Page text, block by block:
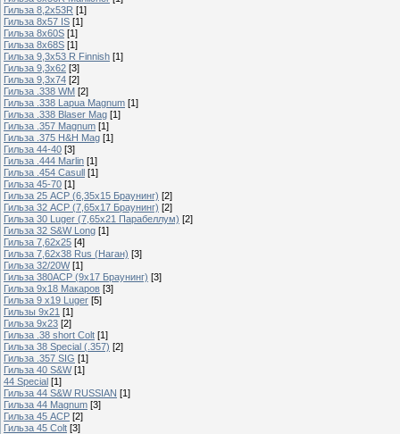
Гильза 8,2х53R [1]
Гильза 8х57 IS [1]
Гильза 8x60S [1]
Гильза 8х68S [1]
Гильза 9,3х53 R Finnish [1]
Гильза 9,3х62 [3]
Гильза 9,3х74 [2]
Гильза .338 WM [2]
Гильза .338 Lapua Magnum [1]
Гильза .338 Blaser Mag [1]
Гильза .357 Magnum [1]
Гильза .375 H&H Mag [1]
Гильза 44-40 [3]
Гильза .444 Marlin [1]
Гильза .454 Casull [1]
Гильза 45-70 [1]
Гильза 25 ACP (6,35х15 Браунинг) [2]
Гильза 32 ACP (7,65х17 Браунинг) [2]
Гильза 30 Luger (7,65х21 Парабеллум) [2]
Гильза 32 S&W Long [1]
Гильза 7,62х25 [4]
Гильза 7,62х38 Rus (Наган) [3]
Гильза 32/20W [1]
Гильза 380ACP (9х17 Браунинг) [3]
Гильза 9х18 Макаров [3]
Гильза 9 х19 Luger [5]
Гильзы 9х21 [1]
Гильза 9х23 [2]
Гильза .38 short Colt [1]
Гильза 38 Special (.357) [2]
Гильза .357 SIG [1]
Гильза 40 S&W [1]
44 Special [1]
Гильза 44 S&W RUSSIAN [1]
Гильза 44 Magnum [3]
Гильза 45 ACP [2]
Гильза 45 Colt [3]